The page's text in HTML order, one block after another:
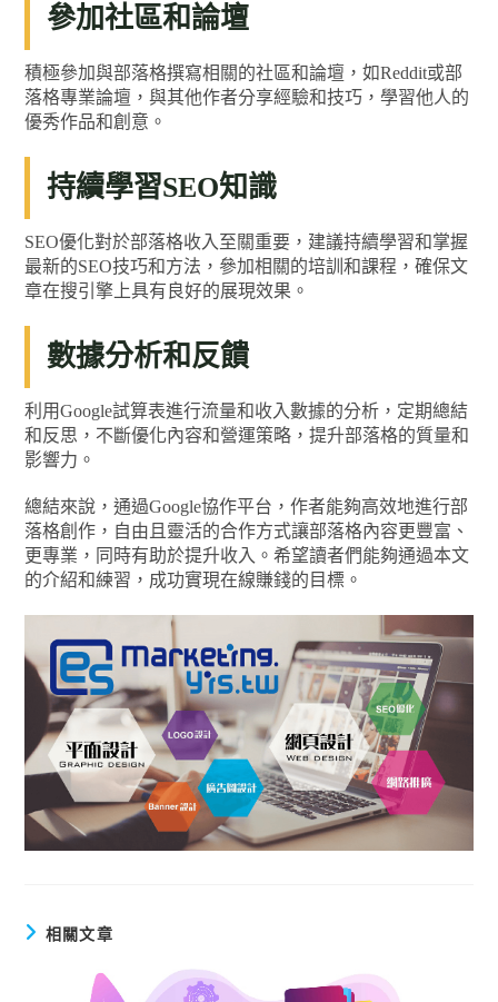
參加社區和論壇
積極參加與部落格撰寫相關的社區和論壇，如Reddit或部
落格專業論壇，與其他作者分享經驗和技巧，學習他人的
優秀作品和創意。
持續學習SEO知識
SEO優化對於部落格收入至關重要，建議持續學習和掌握
最新的SEO技巧和方法，參加相關的培訓和課程，確保文
章在搜引擎上具有良好的展現效果。
數據分析和反饋
利用Google試算表進行流量和收入數據的分析，定期總結
和反思，不斷優化內容和營運策略，提升部落格的質量和
影響力。
總結來說，通過Google協作平台，作者能夠高效地進行部
落格創作，自由且靈活的合作方式讓部落格內容更豐富、
更專業，同時有助於提升收入。希望讀者們能夠通過本文
的介紹和練習，成功實現在線賺錢的目標。
相關文章